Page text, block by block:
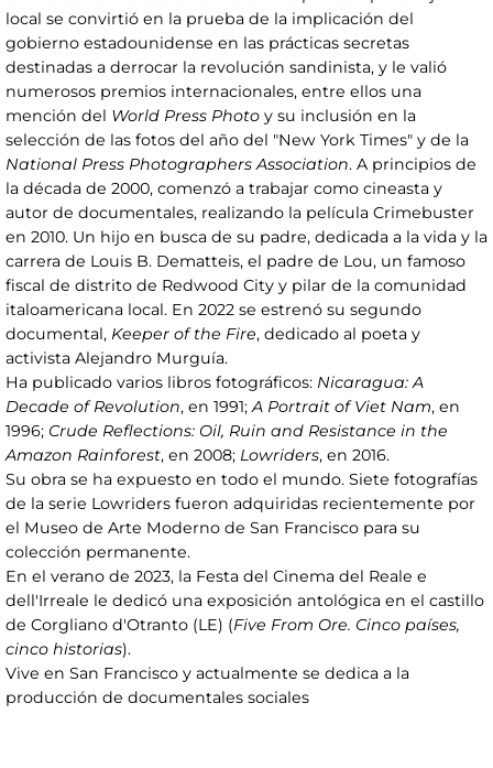
local se convirtió en la prueba de la implicación del
gobierno estadounidense en las prácticas secretas
destinadas a derrocar la revolución sandinista, y le valió
numerosos premios internacionales, entre ellos una
mención del World Press Photo y su inclusión en la
selección de las fotos del año del "New York Times" y de la
National Press Photographers Association. A principios de
la década de 2000, comenzó a trabajar como cineasta y
autor de documentales, realizando la película Crimebuster
en 2010. Un hijo en busca de su padre, dedicada a la vida y la
carrera de Louis B. Dematteis, el padre de Lou, un famoso
fiscal de distrito de Redwood City y pilar de la comunidad
italoamericana local. En 2022 se estrenó su segundo
documental, Keeper of the Fire, dedicado al poeta y
activista Alejandro Murguía.
Ha publicado varios libros fotográficos: Nicaragua: A
Decade of Revolution, en 1991;A Portrait of Viet Nam, en
1996; Crude Reflections: Oil, Ruin and Resistance in the
Amazon Rainforest, en 2008; Lowriders, en 2016.
Su obra se ha expuesto en todo el mundo. Siete fotografías
de la serie Lowriders fueron adquiridas recientemente por
el Museo de Arte Moderno de San Francisco para su
colección permanente.
En el verano de 2023, la Festa del Cinema del Reale e
dell'Irreale le dedicó una exposición antológica en el castillo
de Corgliano d'Otranto (LE) (Five From Ore. Cinco países,
cinco historias).
Vive en San Francisco y actualmente se dedica a la
producción de documentales sociales